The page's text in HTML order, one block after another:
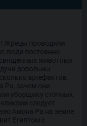
Жрецы проводили
люди постоянно
животных
довольны
артефактов.
Ра, зачем они
уборщику сточных
следует
Амона Ра на земле
Египтом с